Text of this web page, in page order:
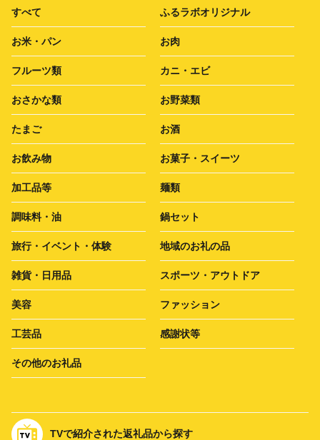
すべて ふるラボオリジナル
お米・パン お肉
フルーツ類 カニ・エビ
おさかな類 お野菜類
たまご お酒
お飲み物 お菓子・スイーツ
加工品等 麺類
調味料・油 鍋セット
旅行・イベント・体験 地域のお礼の品
雑貨・日用品 スポーツ・アウトドア
美容 ファッション
工芸品 感謝状等
その他のお礼品
TVで紹介された返礼品から探す